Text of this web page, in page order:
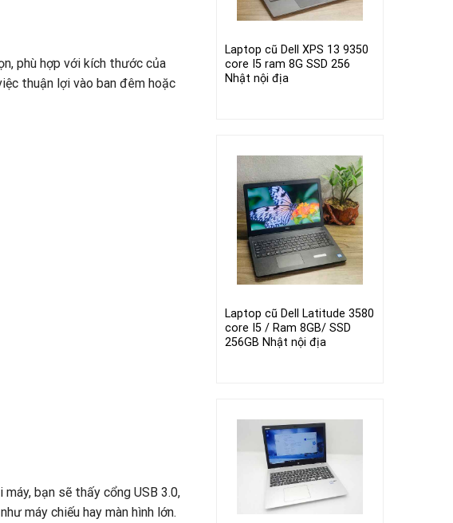
phù hợp với kích thước của
thuận lợi vào ban đêm hoặc
bạn sẽ thấy cổng USB 3.0,
máy chiếu hay màn hình lớn.
Laptop cũ Dell XPS 13 9350
core I5 ram 8G SSD 256
Nhật nội địa
Laptop cũ Dell Latitude 3580
core I5 / Ram 8GB/ SSD
256GB Nhật nội địa